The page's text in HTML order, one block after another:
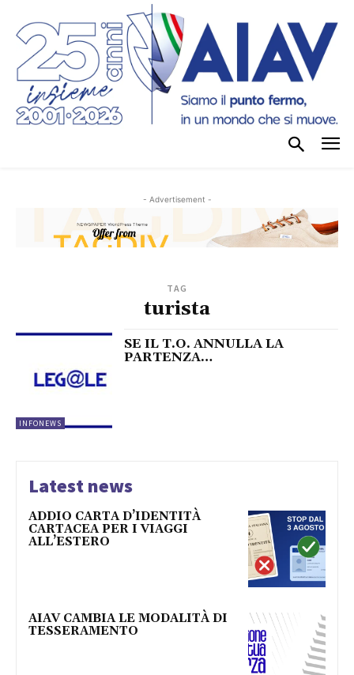
- Advertisement -
TAG
turista
INFONEWS
SE IL T.O. ANNULLA LA
PARTENZA…
Latest news
ADDIO CARTA D’IDENTITÀ
CARTACEA PER I VIAGGI
ALL’ESTERO
AIAV CAMBIA LE MODALITÀ DI
TESSERAMENTO